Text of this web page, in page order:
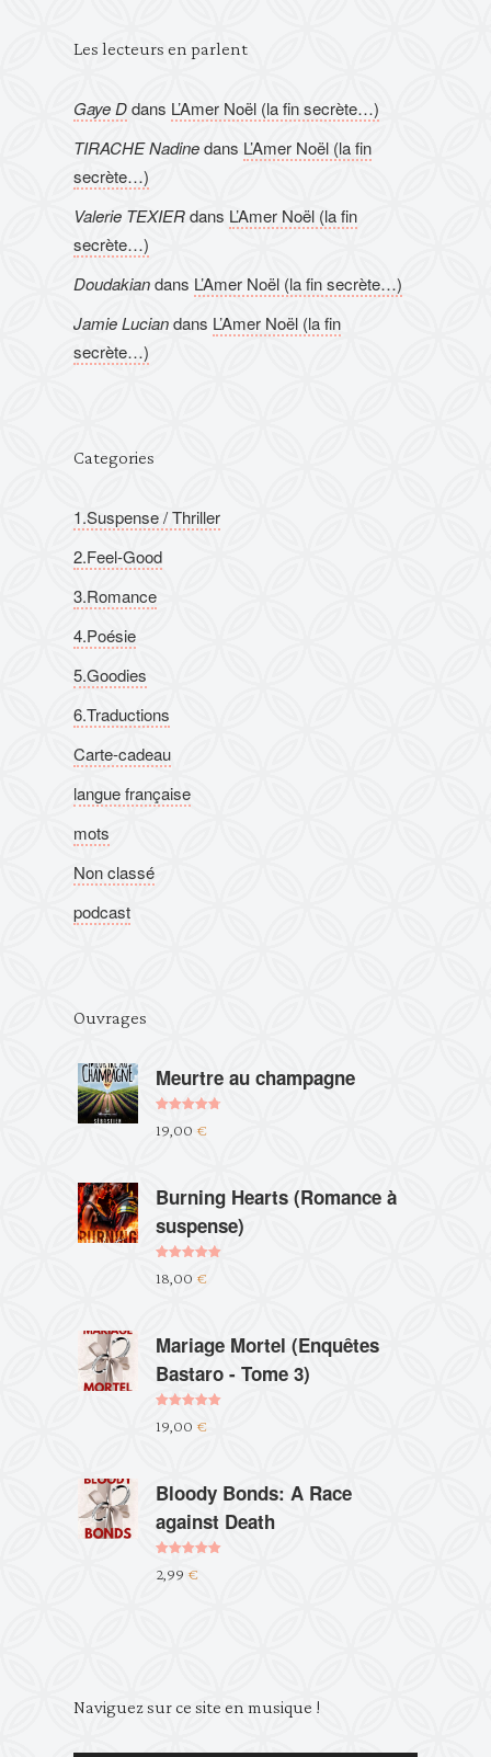
Les lecteurs en parlent
Gaye Ddans L’Amer Noël (la fin secrète…)
TIRACHE Nadinedans L’Amer Noël (la fin
secrète…)
Valerie TEXIERdans L’Amer Noël (la fin
secrète…)
Doudakiandans L’Amer Noël (la fin secrète…)
Jamie Luciandans L’Amer Noël (la fin
secrète…)
Categories
1.Suspense / Thriller
2.Feel-Good
3.Romance
4.Poésie
5.Goodies
6.Traductions
Carte-cadeau
langue française
mots
Non classé
podcast
Ouvrages
Meurtre au champagne
sur 5
19,00 €
Burning Hearts (Romance à
suspense)
sur 5
18,00 €
Mariage Mortel (Enquêtes
Bastaro - Tome 3)
sur 5
19,00 €
Bloody Bonds: A Race
against Death
sur 5
2,99 €
Naviguez sur ce site en musique !